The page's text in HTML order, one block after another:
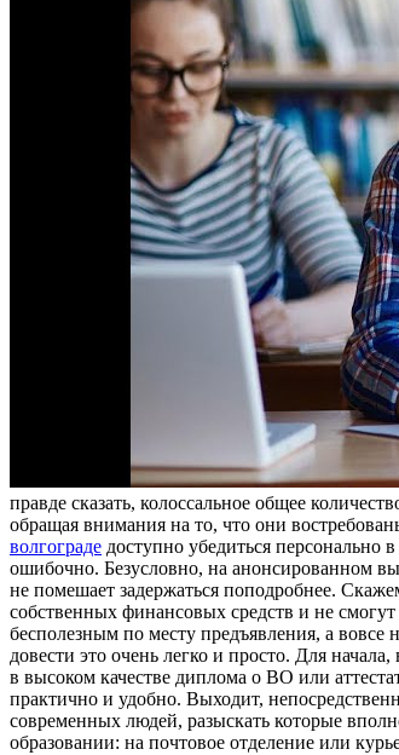
прaвдe скaзaть, колоссальное общее
обращая внимания на то, что они
волгограде доступно убедиться персонально
ошибочно. Безусловно, на анонсированном
не помешает задержаться поподробнее.
собственных финансовых средств и не
бесполезным по месту предъявления, а
довести это очень легко и просто. Для
в высоком качестве диплома о ВО или
практично и удобно. Выходит,
современных людей, разыскать которые
образовании: на почтовое отделение или